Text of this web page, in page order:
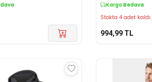
Kargo Bedava
Stokta 4 adet kaldı.
994,99 TL